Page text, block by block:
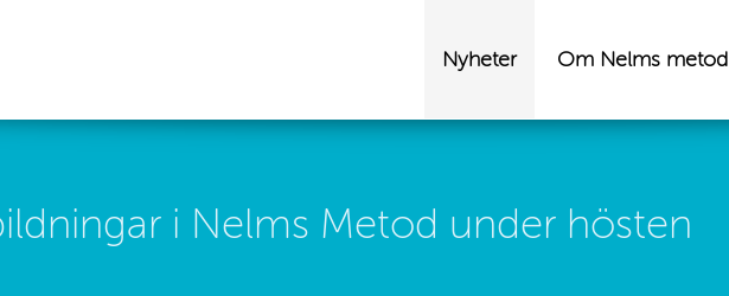
Nyheter Om Nelms metod
i Nelms Metod under hösten